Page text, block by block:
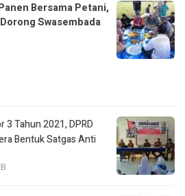
Bersama Petani,
Swasembada
3 Tahun 2021, DPRD
Bentuk Satgas Anti